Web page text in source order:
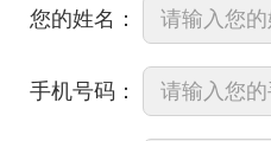
您的姓名：
手机号码：